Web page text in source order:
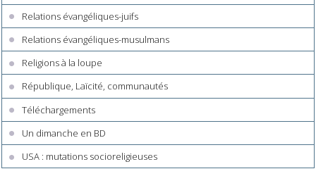
Relations évangéliques-juifs
Relations évangéliques-musulmans
Religions à la loupe
République, Laïcité, communautés
Téléchargements
Un dimanche en BD
USA : mutations socioreligieuses